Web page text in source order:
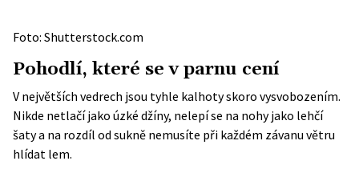
Foto: Shutterstock.com
Pohodlí, které se v parnu cení
V největších vedrech jsou tyhle kalhoty skoro vysvobozením.
Nikde netlačí jako úzké džíny, nelepí se na nohy jako lehčí
šaty a na rozdíl od sukně nemusíte při každém závanu větru
hlídat lem.